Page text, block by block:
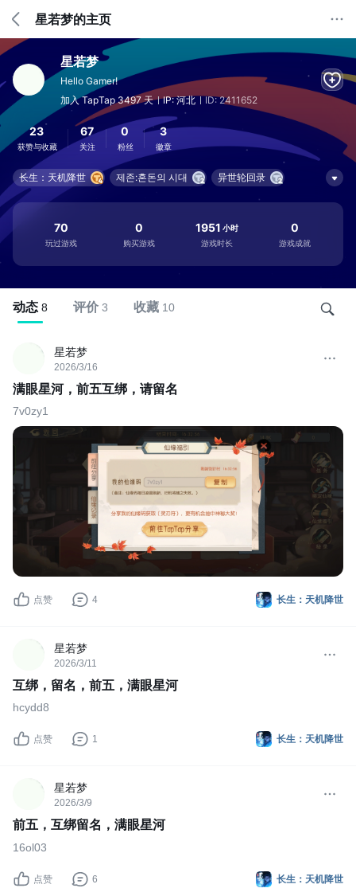
星若梦的主页
星若梦
Hello Gamer!
加入 TapTap 3497 天
IP: 河北 ID: 2411652
23
获赞与收藏
67
关注
0
粉丝
3
徽章
长生：天机降世 제존:혼돈의 시대
异世轮回录
魔窟-无尽的地下城
少年侠客
勇者可以复活N次
不思议迷宫
勇者干仗
70
玩过游戏
0
购买游戏
1951 小时
游戏时长
0
游戏成就
动态 8 评价 3 收藏 10
星若梦
2026/3/16
满眼星河，前五互绑，请留名
7v0zy1
长生：天机降世
点赞 4
星若梦
2026/3/11
互绑，留名，前五，满眼星河
hcydd8
长生：天机降世
点赞 1
星若梦
2026/3/9
前五，互绑留名，满眼星河
16ol03
长生：天机降世
点赞 6